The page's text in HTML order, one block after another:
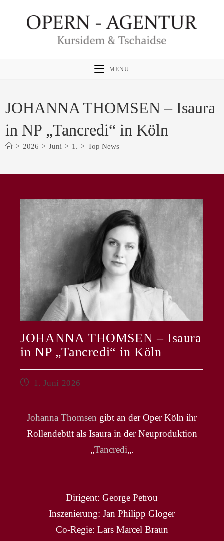
MENÜ
JOHANNA THOMSEN – Isaura
in NP „Tancredi“ in Köln
> 2026 > Juni > 1. > Top News
JOHANNA THOMSEN – Isaura
in NP „Tancredi“ in Köln
Beitrag1. Juni 2026
Johanna Thomsen gibt an der Oper Köln ihr
Rollendebüt als Isaura in der Neuproduktion
„Tancredi„.
Dirigent: George Petrou
Inszenierung: Jan Philipp Gloger
Co-Regie: Lars Marcel Braun